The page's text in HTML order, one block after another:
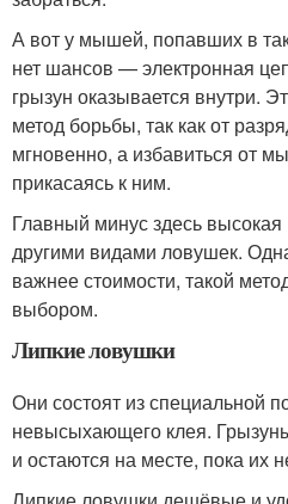
А вот у мышей, попавших в
нет шансов — электронная
грызун оказывается внутри.
метод борьбы, так как от
мгновенно, а избавиться от
прикасаясь к ним.
Главный минус здесь
другими видами ловушек.
важнее стоимости, такой
выбором.
Липкие ловушки
Они состоят из специальной
невысыхающего клея.
и остаются на месте, пока их